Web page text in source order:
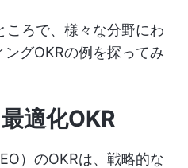
ころで、様々な分野にわ
グOKRの例を探ってみ
適化OKR
）のOKRは、戦略的な